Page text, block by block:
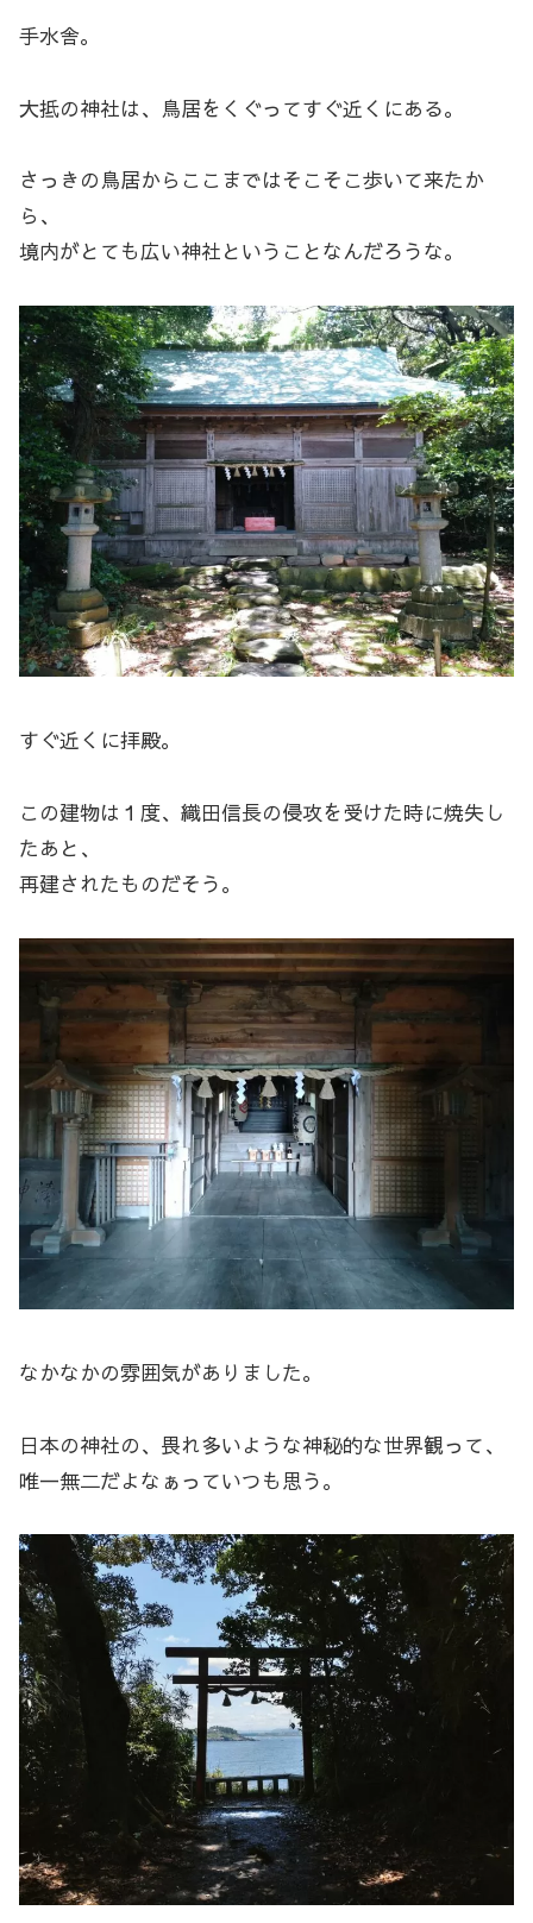
手水舎。
大抵の神社は、鳥居をくぐってすぐ近くにある。
さっきの鳥居からここまではそこそこ歩いて来たか
ら、
境内がとても広い神社ということなんだろうな。
すぐ近くに拝殿。
この建物は１度、織田信長の侵攻を受けた時に焼失し
たあと、
再建されたものだそう。
なかなかの雰囲気がありました。
日本の神社の、畏れ多いような神秘的な世界観って、
唯一無二だよなぁっていつも思う。